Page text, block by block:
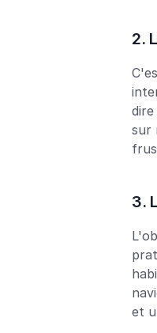
2.
sur
3.
et